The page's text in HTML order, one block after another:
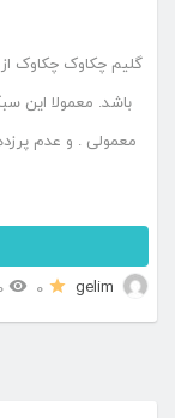
گلیم چکاوک چکاوک
باشد. معمولا این
معمولی . و عدم
gelim
0